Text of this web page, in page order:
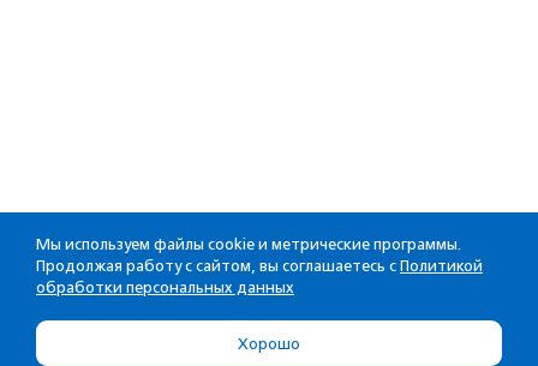
Мы используем файлы cookie и метрические программы.
Продолжая работу с сайтом, вы соглашаетесь с Политикой
обработки персональных данных
Хорошо